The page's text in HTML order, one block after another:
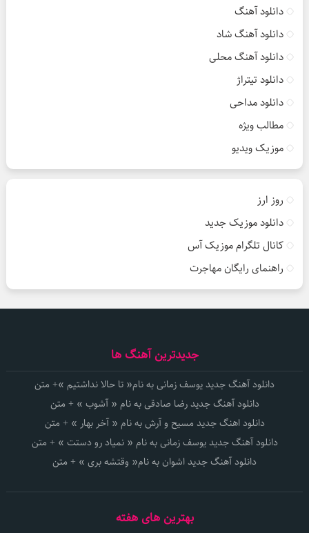
دانلود آهنگ
دانلود آهنگ شاد
دانلود آهنگ محلی
دانلود تیتراژ
دانلود مداحی
مطالب ویژه
موزیک ویدیو
روز ارز
دانلود موزیک جدید
کانال تلگرام موزیک آس
راهنمای رایگان مهاجرت
جدیدترین آهنگ ها
دانلود آهنگ جدید یوسف زمانی به نام« تا حالا نداشتیم »+ متن
دانلود آهنگ جدید رضا صادقی به نام « آشوب » + متن
دانلود اهنگ جدید مسیح و آرش به نام « آخر بهار » + متن
دانلود آهنگ جدید یوسف زمانی به نام « نمیاد رو دستت » + متن
دانلود آهنگ جدید اشوان به نام« وقتشه بری » + متن
بهترین های هفته